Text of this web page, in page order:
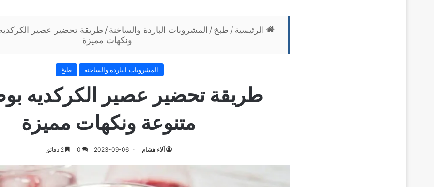
الرئيسية / طبخ / المشروبات الباردة والساخنة / طريقة تحضير عصير
ونكهات مميزة
المشروبات الباردة والساخنة طبخ
طريقة تحضير عصير الكركديه
متنوعة ونكهات مميزة
آلاء هشام 2023-09-06
0 2 دقائق